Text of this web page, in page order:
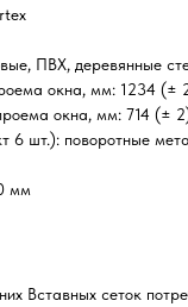
ПВХ, деревянные
окна, мм: 1234 (±
окна, мм: 714 (±
6 шт.): поворотные
мм
Вставных сеток